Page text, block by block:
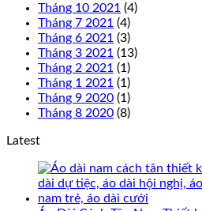
Tháng 10 2021 (4)
Tháng 7 2021 (4)
Tháng 6 2021 (3)
Tháng 3 2021 (13)
Tháng 2 2021 (1)
Tháng 1 2021 (1)
Tháng 9 2020 (1)
Tháng 8 2020 (8)
Latest